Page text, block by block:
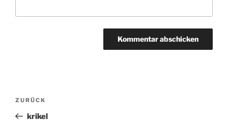
Beitragsnavigation
Vorheriger
Beitrag
ZURÜCK
krikel